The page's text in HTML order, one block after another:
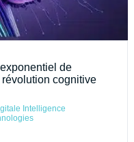
de
révolution cognitive
Intelligence